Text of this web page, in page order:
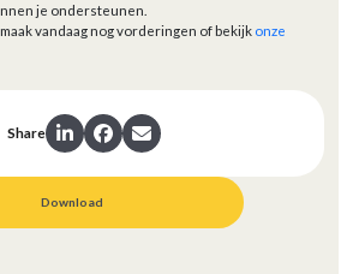
je ondersteunen.
vandaag nog vorderingen of bekijk onze
Share
Download